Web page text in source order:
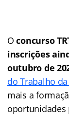
Oconcurso
inscrições
outubro de
do Trabalho da
mais a
oportunidades